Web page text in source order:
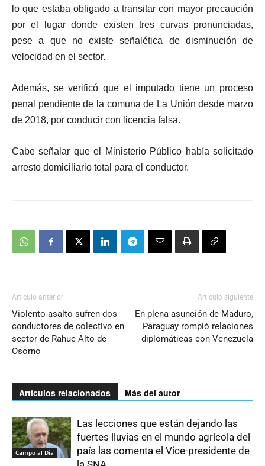
lo que estaba obligado a transitar con mayor precaución
por el lugar donde existen tres curvas pronunciadas,
pese a que no existe señalética de disminución de
velocidad en el sector.
Además, se verificó que el imputado tiene un proceso
penal pendiente de la comuna de La Unióndesde marzo
de 2018, por conducir con licencia falsa.
Cabe señalar que el Ministerio Público había solicitado
arresto domiciliario total para el conductor.
Artículo anterior
Violento asalto sufren dos
conductores de colectivo en
sector de Rahue Alto de
Osorno
Artículo siguiente
En plena asunción de Maduro,
Paraguay rompió relaciones
diplomáticas con Venezuela
Artículos relacionados Más del autor
Campo al Día
Las lecciones que están dejando las
fuertes lluvias en el mundo agrícola del
país las comenta el Vice-presidente de